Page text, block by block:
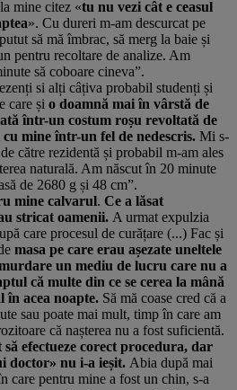
mine citez «tu nu vezi cât e ceasul
». Cu dureri m-am descurcat pe
să mă îmbrac, să merg la baie și
pentru recoltare de analize. Am
să coboare cineva”.
si alți câțiva probabil studenți și
care și o doamnă mai în vârstă de
într-un costum roșu revoltată de
mine într-un fel de nedescris. Mi s-
către rezidentă și probabil m-am ales
naturală. Am născut în 20 minute
de 2680 g și 48 cm”.
mine calvarul. Ce a lăsat
stricat oamenii. A urmat expulzia
care procesul de curățare (...) Fac și
masa pe care erau așezate uneltele
un mediu de lucru care nu a
că multe din ce se cerea la mână
în acea noapte. Să mă coase cred că a
sau poate mai mult, timp în care am
că nașterea nu a fost suficientă.
efectueze corect procedura, dar
doctor» nu i-a ieșit. Abia după mai
care pentru mine a fost un chin, s-a